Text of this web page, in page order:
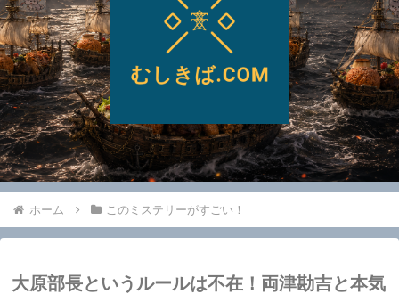
ホーム このミステリーがすごい！
大原部長というルールは不在！両津勘吉と本気